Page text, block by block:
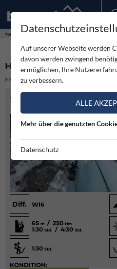
Touren
HIMMELSLEITER - VAL
EISKLETTERN SCHWER
TOURENINFO
Diff. WI6
65 m / 250 Hm
1:30 Std. / 4:30 Std.
1:30 Std.
KONDITION:
Auf unserer Webseite werden
davon werden zwingend
ermöglichen, Ihre
zu verbessern.
ALLE
Mehr über die genutzten
Datenschutz